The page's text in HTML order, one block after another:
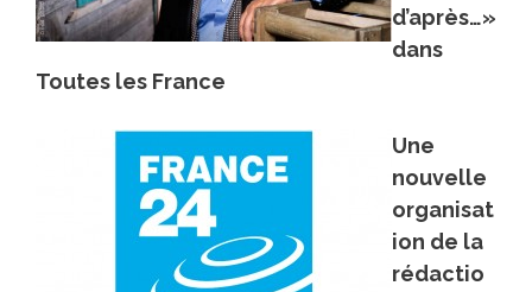
d’après…»
dans
Toutes les France
Une
nouvelle
organisat
ion de la
rédactio